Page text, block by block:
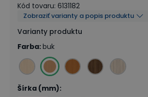
Kód tovaru: 6131182
Zobraziť varianty a popis produktu
Varianty produktu
Farba:buk
Šírka (mm):